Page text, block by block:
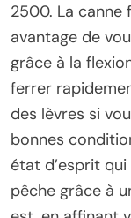
2500. La canne
avantage de
grâce à la
ferrer
des lèvres si
bonnes
état d’esprit
pêche grâce à